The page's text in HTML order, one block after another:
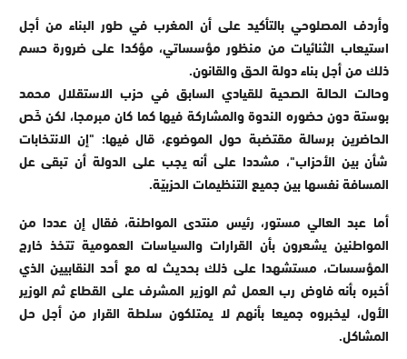
وأردف المصلوحي بالتأكيد على أن المغرب في طور البناء من أجل
استيعاب الثنائيات من منظور مؤسساتي، مؤكدا على ضرورة حسم
ذلك من أجل بناء دولة الحق والقانون.
وحالت الحالة الصحية للقيادي السابق في حزب الاستقلال محمد
بوستة دون حضوره الندوة والمشاركة فيها كما كان مبرمجا، لكن خَص
الحاضرين برسالة مقتضبة حول الموضوع، قال فيها: "إن الانتخابات
شأن بين الأحزاب"، مشددا على أنه يجب على الدولة أن تبقى عل
المسافة نفسها بين جميع التنظيمات الحزبيّة.
أما عبد العالي مستور، رئيس منتدى المواطنة، فقال إن عددا من
المواطنين يشعرون بأن القرارات والسياسات العمومية تتخذ خارج
المؤسسات، مستشهدا على ذلك بحديث له مع أحد النقابيين الذي
أخبره بأنه فاوض رب العمل ثم الوزير المشرف على القطاع ثم الوزير
الأول، ليخبروه جميعا بأنهم لا يمتلكون سلطة القرار من أجل حل
المشاكل.